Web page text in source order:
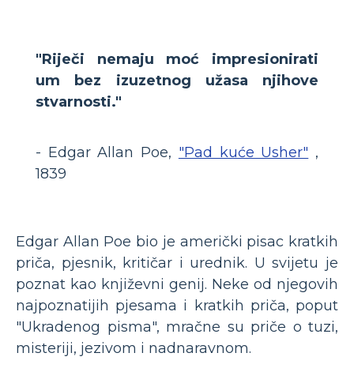
"Riječi nemaju moć impresionirati
um bez izuzetnog užasa njihove
stvarnosti."
- Edgar Allan Poe, "Pad kuće Usher" ,
1839
Edgar Allan Poe bio je američki pisac kratkih
priča, pjesnik, kritičar i urednik. U svijetu je
poznat kao književni genij. Neke od njegovih
najpoznatijih pjesama i kratkih priča, poput
"Ukradenog pisma", mračne su priče o tuzi,
misteriji, jezivom i nadnaravnom.